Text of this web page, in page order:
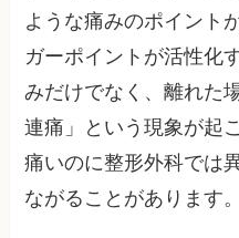
ような痛みのポイント
ガーポイントが活性化
みだけでなく、離れた
連痛」という現象が起
痛いのに整形外科では
ながることがあります。